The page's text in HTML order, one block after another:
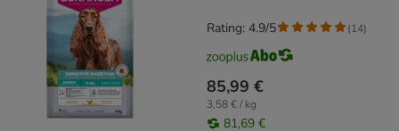
85,99 €
3,58 € / kg
81,69 €
Rating: 4.9/5 (14)